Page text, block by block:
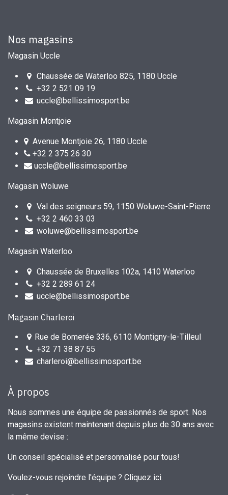
Nos magasins
Magasin Uccle
Chaussée de Waterloo 825, 1180 Uccle
+32 2 521 09 19
uccle@bellissimosport.be
Magasin Montjoie
Avenue Montjoie 26, 1180 Uccle
+32 2 375 26 30
uccle@bellissimosport.be
Magasin Woluwe
Val des seigneurs 59, 1150 Woluwe-Saint-Pierre
+32 2 460 33 03
woluwe@bellissimosport.be
Magasin Waterloo
Chaussée de Bruxelles 102a, 1410 Waterloo
+32 2 289 61 24
uccle@bellissimosport.be
Magasin Charleroi
Rue de Bomerée 336, 6110 Montigny-le-Tilleul
+32 71 38 87 55
charleroi@bellissimosport.be
À propos
Nous sommes une équipe de passionnés de sport. Nos
magasins existent maintenant depuis plus de 30 ans avec
la même devise :
Un conseil spécialisé et personnalisé pour tous!
Voulez-vous rejoindre l'équipe ? Cliquez ici.